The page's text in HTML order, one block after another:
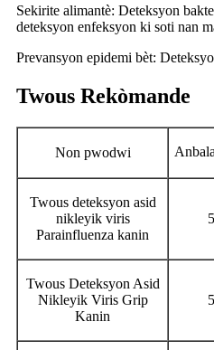
Sekirite alimantè: Deteksyon
deteksyon enfeksyon ki soti nan
Prevansyon epidemi bèt:
Twous Rekòmande
Non pwodwi
Twous deteksyon asid
nikleyik viris
Parainfluenza kanin
Twous Deteksyon Asid
Nikleyik Viris Grip
Kanin